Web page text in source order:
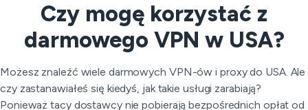
Czy mogę korzystać z
darmowego VPN w USA?
Możesz znaleźć wiele darmowych VPN-ów i proxy do USA. Ale
czy zastanawiałeś się kiedyś, jak takie usługi zarabiają?
Ponieważ tacy dostawcy nie pobierają bezpośrednich opłat od